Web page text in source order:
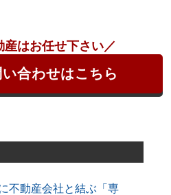
産はお任せ下さい／
合わせはこちら
不動産会社と結ぶ「専